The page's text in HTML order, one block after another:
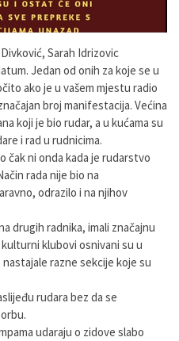
Sarah Idrizovic
Jedan od onih za koje se u
ako je u vašem mjestu radio
broj manifestacija. Većina
koji je bio rudar, a u kućama su
i rad u rudnicima.
čak ni onda kada je rudarstvo
rada nije bio na
odrazilo i na njihov
drugih radnika, imali značajnu
klubovi osnivani su u
razne sekcije koje su
rudara bez da se
udaraju o zidove slabo